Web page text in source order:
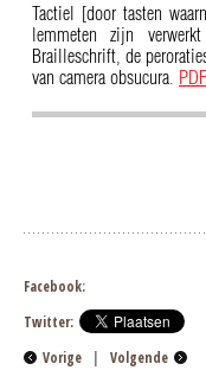
Tactiel [door tasten
lemmeten zijn
Brailleschrift, de
van camera obsucura. PDF
Facebook:
Twitter:
Vorige
| Volgende